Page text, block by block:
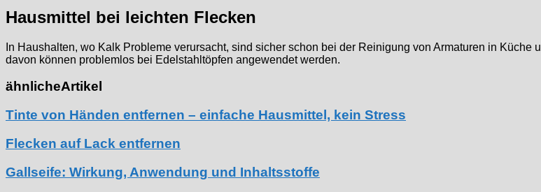
Hausmittel bei leichten Flecken
In Haushalten, wo Kalk Probleme verursacht, sind sicher schon bei der Reinigung von Armaturen in
davon können problemlos bei Edelstahltöpfen angewendet werden.
ähnlicheArtikel
Tinte von Händen entfernen – einfache Hausmittel, kein Stress
Flecken auf Lack entfernen
Gallseife: Wirkung, Anwendung und Inhaltsstoffe